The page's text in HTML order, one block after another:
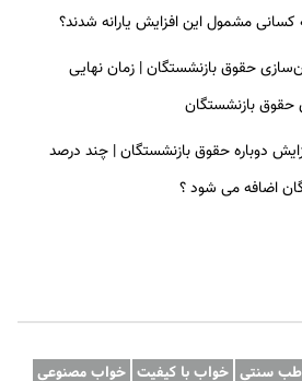
مشمول این افزایش یارانه شدند؟
حقوق بازنشستگان | زمان نهایی
دوباره حقوق بازنشستگان | چند درصد
اضافه می شود ؟
سنتی خواب با کیفیت خواب مصنوعی